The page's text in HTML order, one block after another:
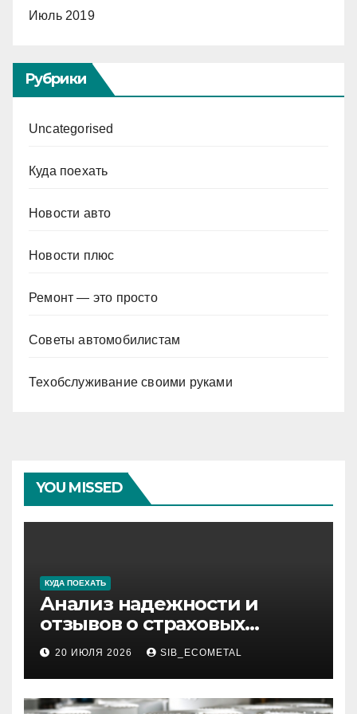
Июль 2019
Рубрики
Uncategorised
Куда поехать
Новости авто
Новости плюс
Ремонт — это просто
Советы автомобилистам
Техобслуживание своими руками
YOU MISSED
КУДА ПОЕХАТЬ
Анализ надежности и
отзывов о страховых
компаниях по итогам 2026
года
20 ИЮЛЯ 2026 SIB_ECOMETAL